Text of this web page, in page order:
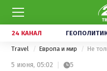
24 КАНАЛ
Travel Европа и мир
5 июня, 05:02 5